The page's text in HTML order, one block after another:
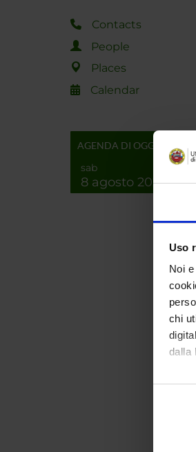
Uso
Noi e
chi
dalla
Con
Contacts
People
Places
Calendar
AGENDA DI OGGI
sab
8 agosto 2026